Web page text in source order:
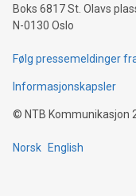
Boks 6817 St. Olavs
N-0130 Oslo
Følg pressemeldinger
Informasjonskapsler
© NTB Kommunikasjon
Norsk English